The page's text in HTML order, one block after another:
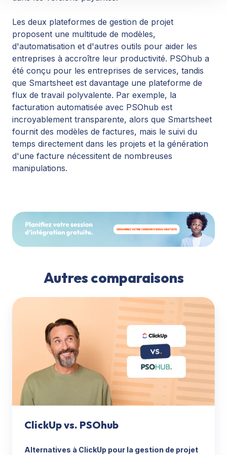
Les deux plateformes de gestion de projet
proposent une multitude de modèles,
d'automatisation et d'autres outils pour aider les
entreprises à accroître leur productivité. PSOhub a
été conçu pour les entreprises de services, tandis
que Smartsheet est davantage une plateforme de
flux de travail polyvalente. Par exemple, la
facturation automatisée avec PSOhub est
incroyablement transparente, alors que Smartsheet
fournit des modèles de factures, mais le suivi du
temps directement dans les projets et la génération
d'une facture nécessitent de nombreuses
manipulations.
Autres comparaisons
ClickUp
ClickUp vs. PSOhub
Alternatives à ClickUp pour la gestion de projet